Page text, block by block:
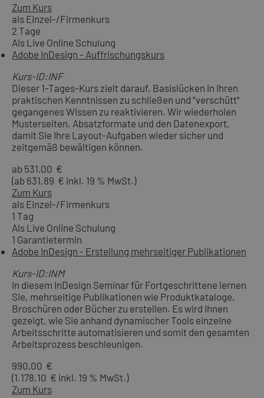
Zum Kurs
als Einzel-/Firmenkurs
2 Tage
Als Live Online Schulung
Adobe InDesign - Auffrischungskurs
Kurs-ID:INF
Dieser 1-Tages-Kurs zielt darauf, Basislücken in Ihren
praktischen Kenntnissen zu schließen und "verschütt"
gegangenes Wissen zu reaktivieren. Wir wiederholen
Musterseiten, Absatzformate und den Datenexport,
damit Sie Ihre Layout-Aufgaben wieder sicher und
zeitgemäß bewältigen können.
ab 531,00 €
(ab 631,89 € inkl. 19 % MwSt.)
Zum Kurs
als Einzel-/Firmenkurs
1 Tag
Als Live Online Schulung
1 Garantietermin
Adobe InDesign - Erstellung mehrseitiger Publikationen
Kurs-ID:INM
In diesem InDesign Seminar für Fortgeschrittene lernen
Sie, mehrseitige Publikationen wie Produktkataloge,
Broschüren oder Bücher zu erstellen. Es wird Ihnen
gezeigt, wie Sie anhand dynamischer Tools einzelne
Arbeitsschritte automatisieren und somit den gesamten
Arbeitsprozess beschleunigen.
990,00 €
(1.178,10 € inkl. 19 % MwSt.)
Zum Kurs